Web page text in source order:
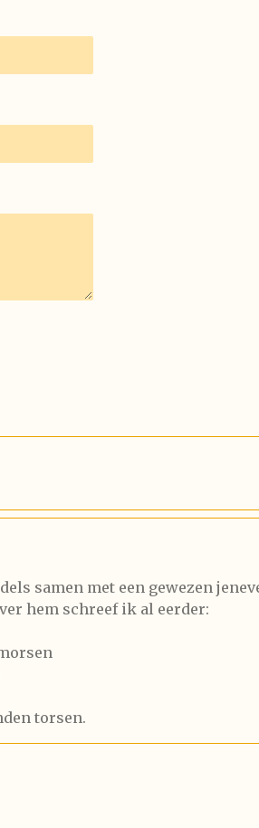
samen met een gewezen
hem schreef ik al eerder:
torsen.